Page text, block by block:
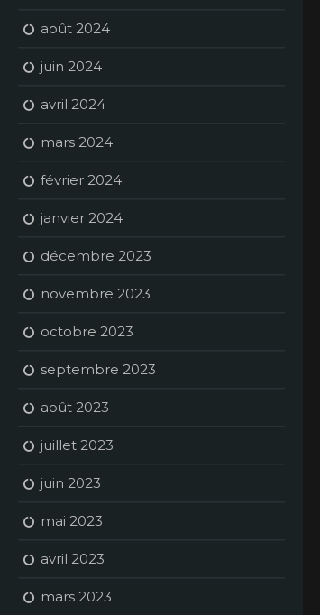
août 2024
juin 2024
avril 2024
mars 2024
février 2024
janvier 2024
décembre 2023
novembre 2023
octobre 2023
septembre 2023
août 2023
juillet 2023
juin 2023
mai 2023
avril 2023
mars 2023